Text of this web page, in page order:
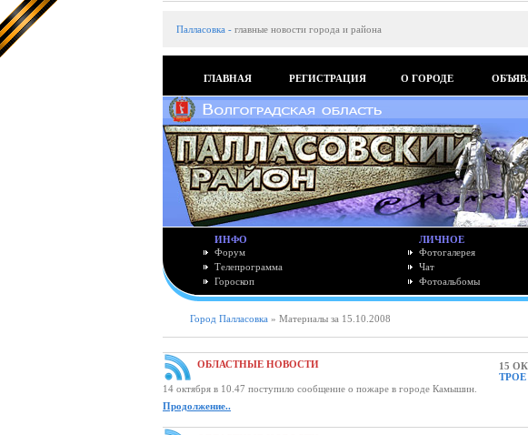
Палласовка - главные новости города и района
ГЛАВНАЯ РЕГИСТРАЦИЯ О ГОРОДЕ
ИНФО
Форум
Телепрограмма
Гороскоп
ЛИЧНОЕ
Фотогалерея
Чат
Фотоальбомы
Город Палласовка » Материалы за 15.10.2008
ОБЛАСТНЫЕ НОВОСТИ 15
ТРОЕ
14 октября в 10.47 поступило сообщение о пожаре в городе Камышин.
Продолжение..